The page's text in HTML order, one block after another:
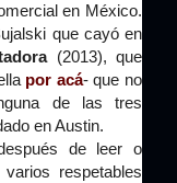
en México.
que cayó en
(2013), que
por acá- que no
de las tres
en Austin.
de leer o
respetables